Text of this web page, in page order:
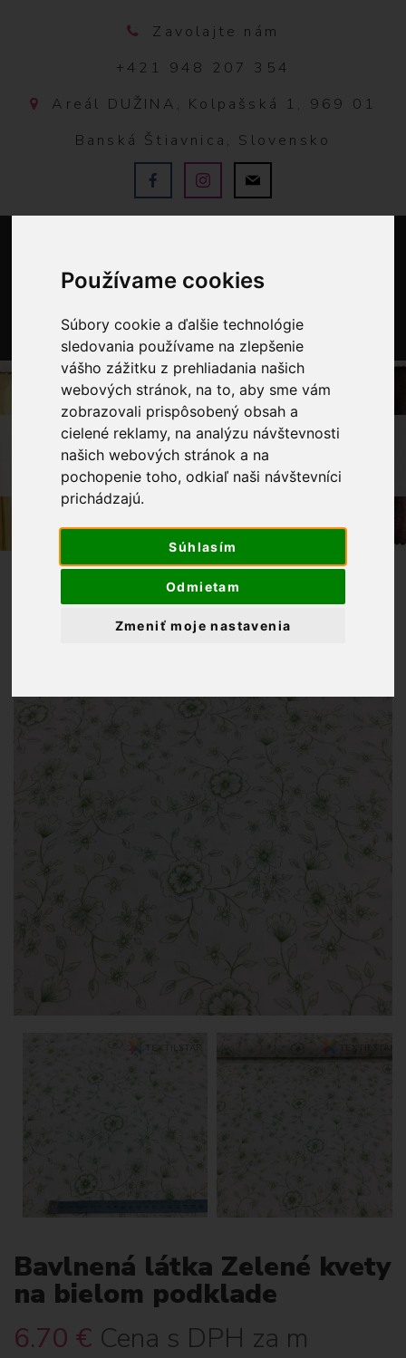
Používame cookies
Súbory cookie a ďalšie technológie
sledovania používame na zlepšenie
vášho zážitku z prehliadania našich
webových stránok, na to, aby sme vám
zobrazovali prispôsobený obsah a
cielené reklamy, na analýzu návštevnosti
našich webových stránok a na
pochopenie toho, odkiaľ naši návštevníci
prichádzajú.
Súhlasím
Odmietam
Zmeniť moje nastavenia
Zavolajte nám
+421 948 207 354
Areál DUŽINA, Kolpašská 1, 969 01
Banská Štiavnica, Slovensko
0
OBCHOD
LÁTKY METRÁŽ
BAVLNENÁ LÁTKA ZELENÉ KVETY NA
BIELOM PODKLADE
Bavlnená látka Zelené kvety
na bielom podklade
6.70 € Cena s DPH za m